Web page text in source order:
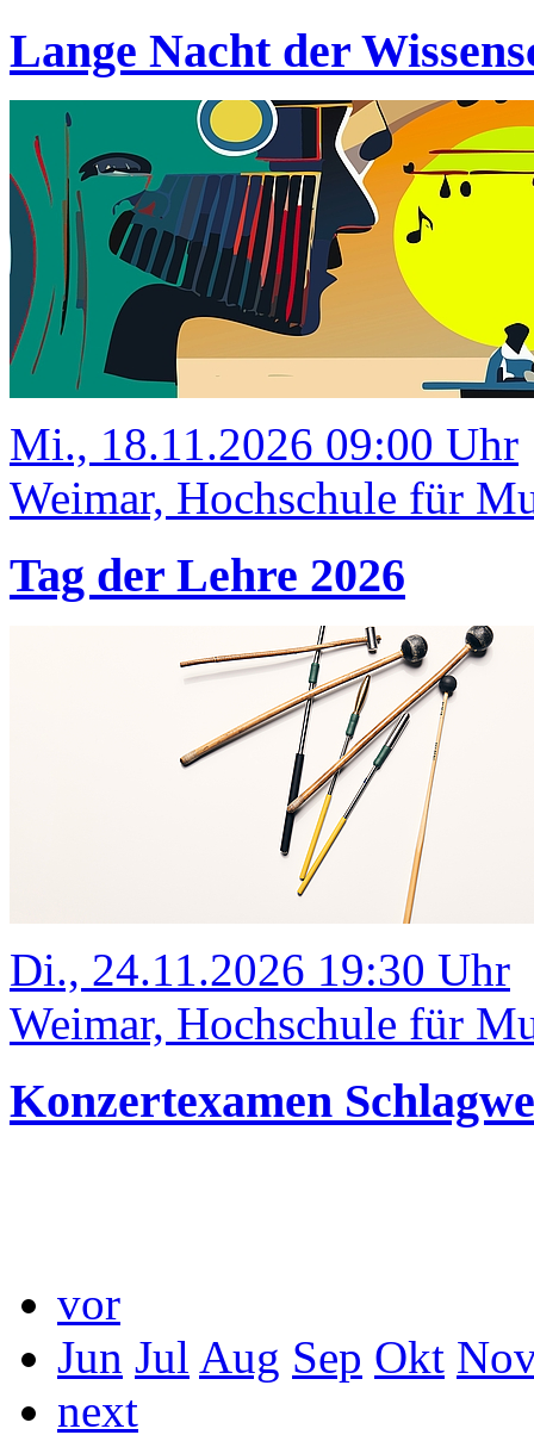
Lange Nacht der
Mi., 18.11.2026 09:00 Uhr
Weimar, Hochschule für
Tag der Lehre 2026
Di., 24.11.2026 19:30 Uhr
Weimar, Hochschule für
Konzertexamen
vor
Jun Jul Aug Sep Okt
next